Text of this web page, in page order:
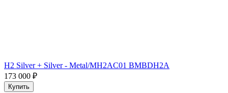
H2 Silver + Silver - Metal/MH2AC01 BMBDH2A
173 000 ₽
Купить